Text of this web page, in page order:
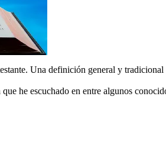
Una definición general y
he escuchado en entre algunos